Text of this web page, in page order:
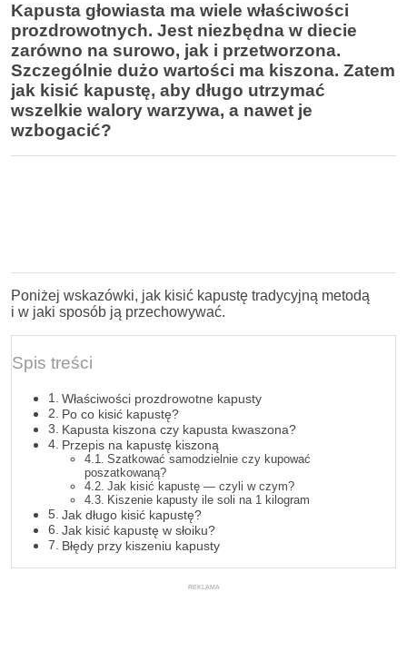
Kapusta głowiasta ma wiele właściwości
prozdrowotnych. Jest niezbędna w diecie
zarówno na surowo, jak i przetworzona.
Szczególnie dużo wartości ma kiszona. Zatem
jak kisić kapustę, aby długo utrzymać
wszelkie walory warzywa, a nawet je
wzbogacić?
Poniżej wskazówki, jak kisić kapustę tradycyjną metodą
i w jaki sposób ją przechowywać.
Spis treści
Właściwości prozdrowotne kapusty
Po co kisić kapustę?
Kapusta kiszona czy kapusta kwaszona?
Przepis na kapustę kiszoną
Szatkować samodzielnie czy kupować
poszatkowaną?
Jak kisić kapustę — czyli w czym?
Kiszenie kapusty ile soli na 1 kilogram
Jak długo kisić kapustę?
Jak kisić kapustę w słoiku?
Błędy przy kiszeniu kapusty
REKLAMA